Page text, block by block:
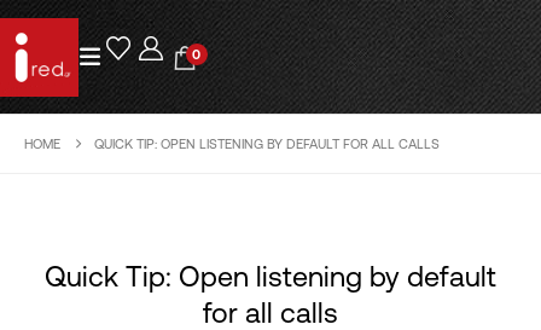
0
HOME QUICK TIP: OPEN LISTENING BY DEFAULT FOR ALL CALLS
Quick Tip: Open listening by default
for all calls